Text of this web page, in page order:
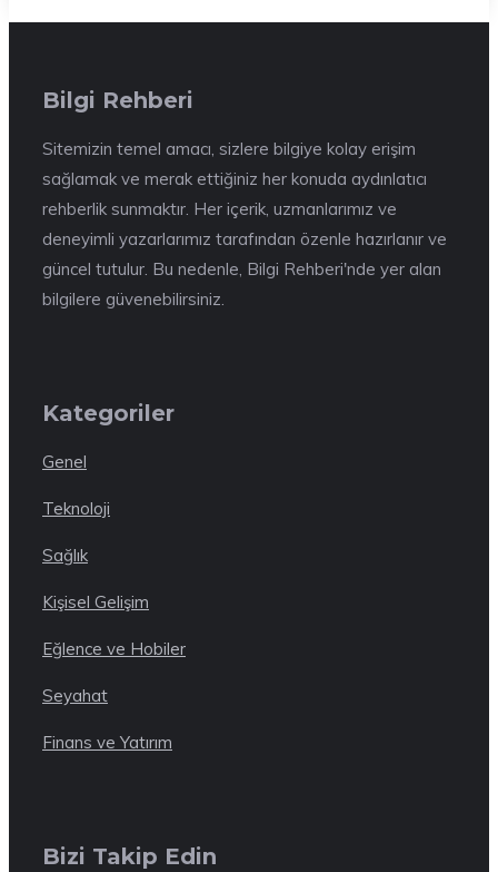
Bilgi Rehberi
Sitemizin temel amacı, sizlere bilgiye kolay erişim
sağlamak ve merak ettiğiniz her konuda aydınlatıcı
rehberlik sunmaktır. Her içerik, uzmanlarımız ve
deneyimli yazarlarımız tarafından özenle hazırlanır ve
güncel tutulur. Bu nedenle, Bilgi Rehberi'nde yer alan
bilgilere güvenebilirsiniz.
Kategoriler
Genel
Teknoloji
Sağlık
Kişisel Gelişim
Eğlence ve Hobiler
Seyahat
Finans ve Yatırım
Bizi Takip Edin